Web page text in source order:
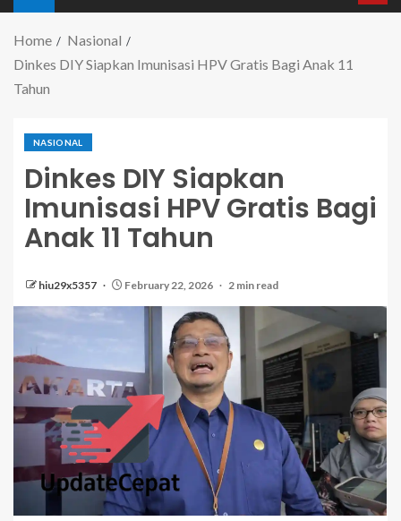
Home
Nasional
Dinkes DIY Siapkan Imunisasi HPV Gratis Bagi Anak 11
Tahun
NASIONAL
Dinkes DIY Siapkan
Imunisasi HPV Gratis Bagi
Anak 11 Tahun
hiu29x5357 February 22, 2026 2 min read